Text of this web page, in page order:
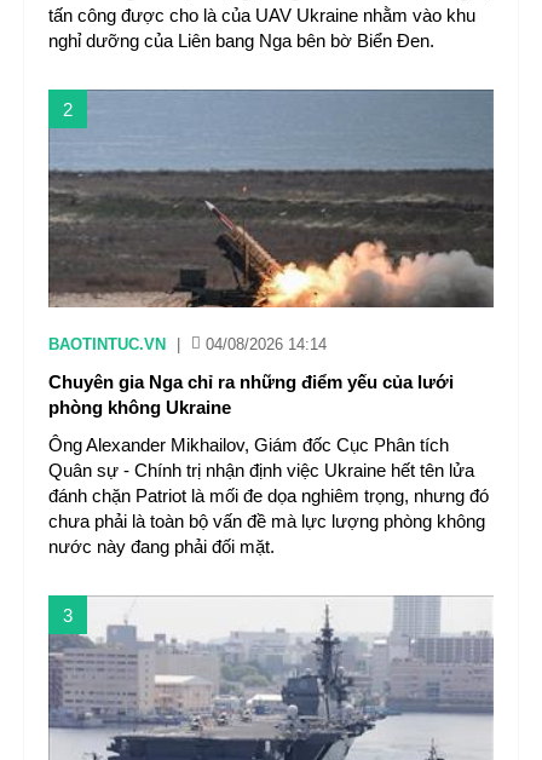
tấn công được cho là của UAV Ukraine nhằm vào khu
nghỉ dưỡng của Liên bang Nga bên bờ Biển Đen.
2
BAOTINTUC.VN 04/08/2026 14:14
Chuyên gia Nga chỉ ra những điểm yếu của lưới
phòng không Ukraine
Ông Alexander Mikhailov, Giám đốc Cục Phân tích
Quân sự - Chính trị nhận định việc Ukraine hết tên lửa
đánh chặn Patriot là mối đe dọa nghiêm trọng, nhưng đó
chưa phải là toàn bộ vấn đề mà lực lượng phòng không
nước này đang phải đối mặt.
3